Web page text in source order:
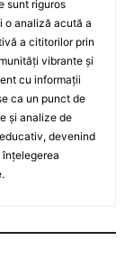
sunt riguros
o analiză acută a
a cititorilor prin
vibrante și
cu informații
ca un punct de
și analize de
devenind